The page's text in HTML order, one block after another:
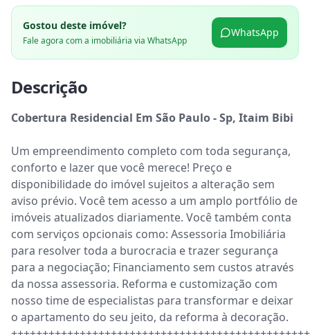
Gostou deste imóvel?
Fale agora com a imobiliária via WhatsApp
WhatsApp
Descrição
Cobertura Residencial Em São Paulo - Sp, Itaim Bibi
Um empreendimento completo com toda segurança,
conforto e lazer que você merece! Preço e
disponibilidade do imóvel sujeitos a alteração sem
aviso prévio. Você tem acesso a um amplo portfólio de
imóveis atualizados diariamente. Você também conta
com serviços opcionais como: Assessoria Imobiliária
para resolver toda a burocracia e trazer segurança
para a negociação; Financiamento sem custos através
da nossa assessoria. Reforma e customização com
nosso time de especialistas para transformar e deixar
o apartamento do seu jeito, da reforma à decoração.